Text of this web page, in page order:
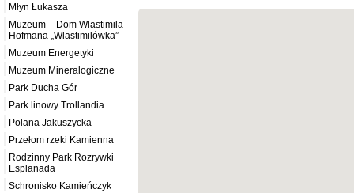
Młyn Łukasza
Muzeum – Dom Wlastimila
Hofmana „Wlastimilówka”
Muzeum Energetyki
Muzeum Mineralogiczne
Park Ducha Gór
Park linowy Trollandia
Polana Jakuszycka
Przełom rzeki Kamienna
Rodzinny Park Rozrywki
Esplanada
Schronisko Kamieńczyk